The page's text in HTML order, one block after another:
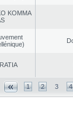
KOMMA
1 2 3 4